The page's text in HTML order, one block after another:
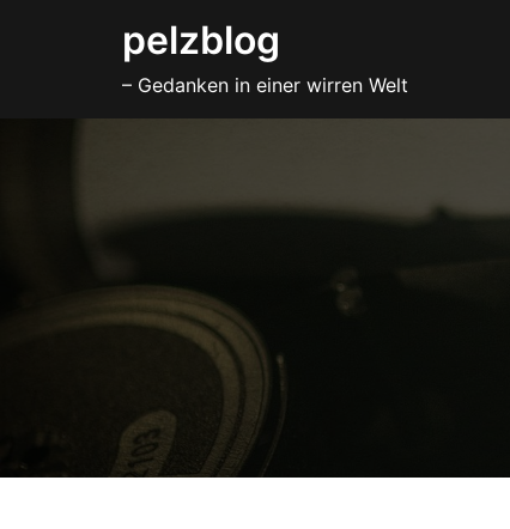
pelzblog
– Gedanken in einer wirren Welt